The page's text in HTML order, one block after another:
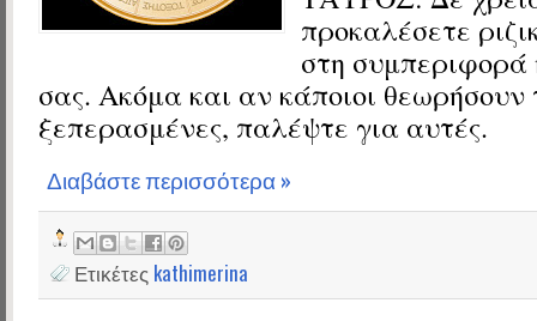
προκαλέσετε
στη συμπεριφορά
σας. Ακόμα και αν κάποιοι θεωρήσουν
ξεπερασμένες, παλέψτε για αυτές.
Διαβάστε περισσότερα »
Ετικέτες kathimerina